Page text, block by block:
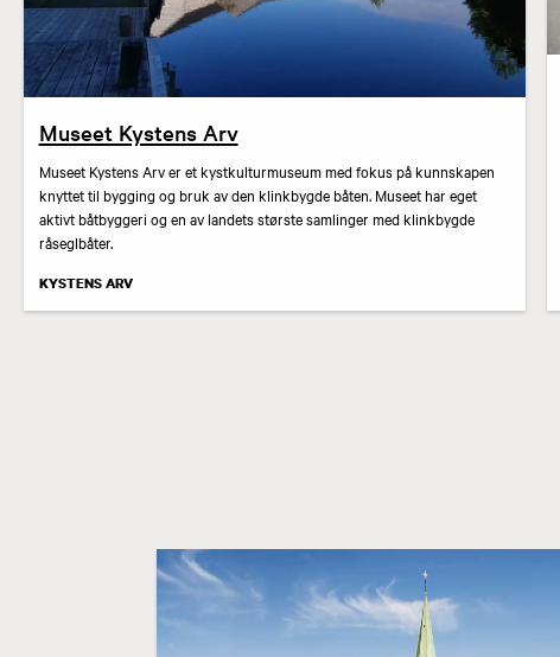
Museet Kystens Arv
Museet Kystens Arv er et kystkulturmuseum med fokus på kunnskapen
knyttet til bygging og bruk av den klinkbygde båten. Museet har eget
aktivt båtbyggeri og en av landets største samlinger med klinkbygde
råseglbåter.
KYSTENS ARV